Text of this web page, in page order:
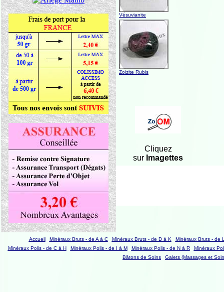
Vésuvianite
Zoizite Rubis
Cliquez
sur Imagettes
Accueil Minéraux Bruts - de A à C Minéraux Bruts - de D à K
Minéraux Bruts - de
Minéraux Polis - de C à H
Minéraux Polis - de I à M Minéraux Polis - de N à R
Minéraux
Bâtons de Soins
Galets (Massages et